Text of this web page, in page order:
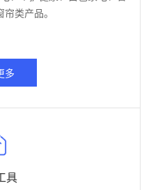
类产品。
多
具